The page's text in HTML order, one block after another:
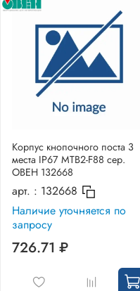
Корпус кнопочного поста 3
места IP67 MTB2-F88 сер.
ОВЕН 132668
арт. : 132668
Наличие уточняется по
запросу
726.71 ₽